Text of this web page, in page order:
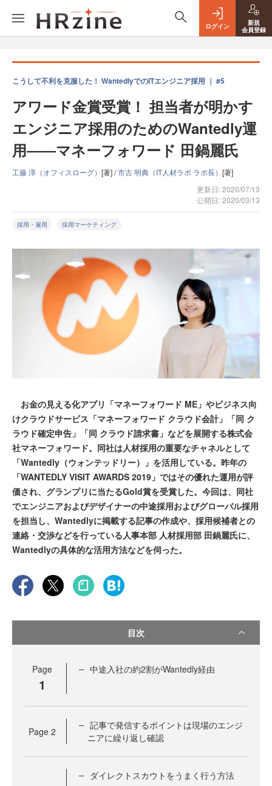
ログイン
新規
会員登録
こうして不利を克服した！ WantedlyでのITエンジニア採用 ｜ #5
アワード金賞受賞！ 担当者が明かす
エンジニア採用のためのWantedly運
用――マネーフォワード 田鍋麗氏
工藤 淳（オフィスローグ） [著] /市古 明典（IT人材ラボ ラボ長） [著]
更新日: 2020/07/13
公開日: 2020/03/13
採用・雇用 採用マーケティング
お金の見える化アプリ「マネーフォワード ME」やビジネス向
けクラウドサービス「マネーフォワード クラウド会計」「同 ク
ラウド確定申告」「同 クラウド請求書」などを展開する株式会
社マネーフォワード。同社は人材採用の重要なチャネルとして
「Wantedly（ウォンテッドリー）」を活用している。昨年の
「WANTEDLY VISIT AWARDS 2019」ではその優れた運用が評
価され、グランプリに当たるGold賞を受賞した。今回は、同社
でエンジニアおよびデザイナーの中途採用およびグローバル採用
を担当し、Wantedlyに掲載する記事の作成や、採用候補者との
連絡・交渉などを行っている人事本部 人材採用部 田鍋麗氏に、
Wantedlyの具体的な活用方法などを伺った。
目次
Page
1
中途入社の約2割がWantedly経由
Page 2
記事で発信するポイントは現場のエンジ
ニアに繰り返し確認
ダイレクトスカウトをうまく行う方法